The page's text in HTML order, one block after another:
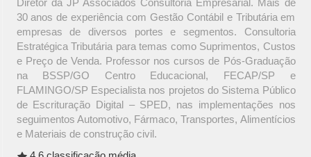
Diretor da JP Associados Consultoria Empresarial. Mais de
30 anos de experiência com Gestão Contábil e Tributária em
empresas de diversos portes e segmentos. Consultoria
Estratégica Tributária para temas como Suprimentos, Custos
e Preço de Venda. Professor nos cursos de Pós-Graduação
na BSSP/GO Centro Educacional, FECAP/SP e
FLAMINGO/SP Especialista nos projetos do Sistema Público
de Escrituração Digital – SPED, nas implementações nos
seguimentos Automotivo, Fármaco, Transportes, Alimentícios
e Materiais de construção civil.